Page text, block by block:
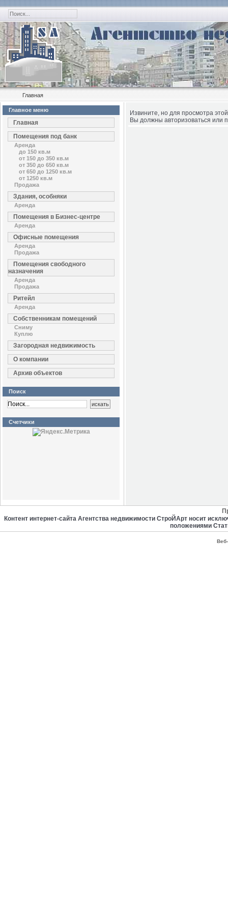
Главная
Главное меню
Главная
Помещения под банк
Аренда
до 150 кв.м
от 150 до 350 кв.м
от 350 до 650 кв.м
от 650 до 1250 кв.м
от 1250 кв.м
Продажа
Здания, особняки
Аренда
Помещения в Бизнес-центре
Аренда
Офисные помещения
Аренда
Продажа
Помещения свободного
назначения
Аренда
Продажа
Ритейл
Аренда
Собственникам помещений
Сниму
Куплю
Загородная недвижимость
О компании
Архив объектов
Поиск
Счетчики
Извините, но для просмотра
Вы должны авторизоваться или
Контент интернет-сайта Агентства недвижимости СтроЙАрт носит
положениями